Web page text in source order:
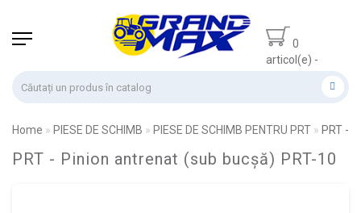
0
articol(e) -
Home PIESE DE SCHIMB PIESE DE SCHIMB PENTRU PRT PRT -
PRT - Pinion antrenat (sub bucșă) PRT-10